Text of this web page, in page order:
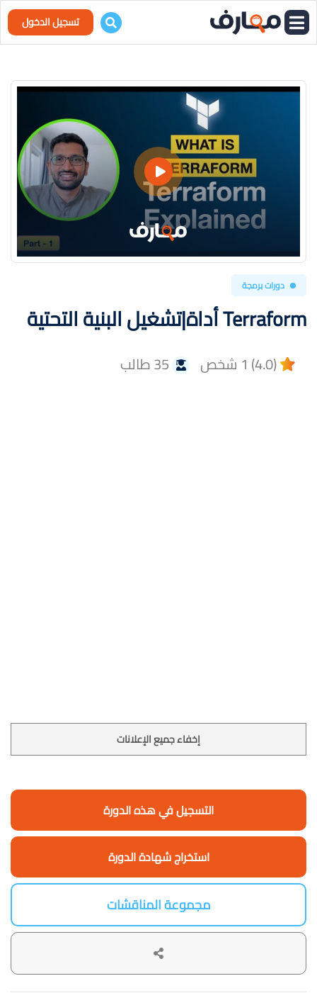
تسجيل الدخول
دورات برمجة
Terraform أداة|تشغيل البنية التحتية
(4.0) 1 شخص 35 طالب
إخفاء جميع الإعلانات
التسجيل في هذه الدورة
استخراج شهادة الدورة
مجموعة المناقشات